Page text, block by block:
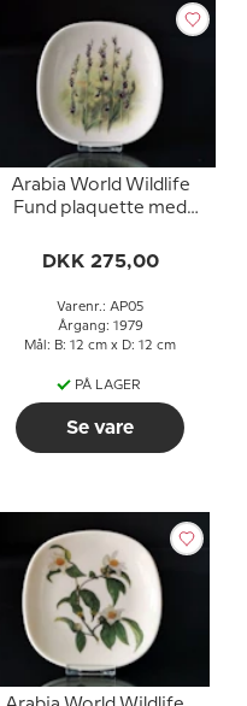
Arabia World Wildlife
Fund plaquette med
DKK 275,00
Varenr.: AP05
Årgang: 1979
Mål: B: 12 cm x D: 12 cm
PÅ LAGER
Se vare